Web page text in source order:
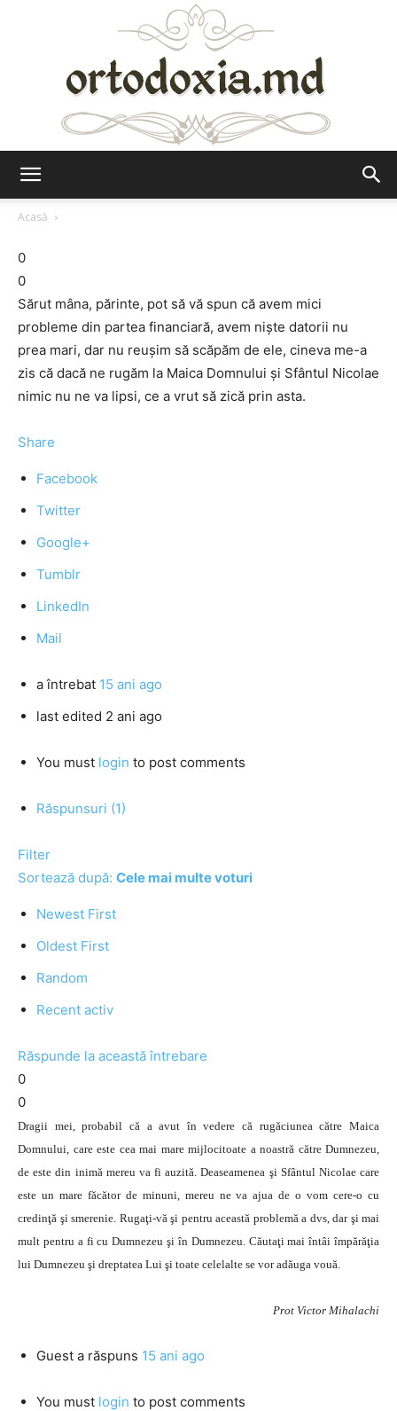
Acasă
0
0
Sărut mâna, părinte, pot să vă spun că avem mici
probleme din partea financiară, avem nişte datorii nu
prea mari, dar nu reuşim să scăpăm de ele, cineva me-a
zis că dacă ne rugăm la Maica Domnului şi Sfântul Nicolae
nimic nu ne va lipsi, ce a vrut să zică prin asta.
Share
Facebook
Twitter
Google+
Tumblr
LinkedIn
Mail
a întrebat 15 ani ago
last edited 2 ani ago
You must login to post comments
Răspunsuri (1)
Filter
Sortează după: Cele mai multe voturi
Newest First
Oldest First
Random
Recent activ
Răspunde la această întrebare
0
0
Dragii mei, probabil că a avut în vedere că rugăciunea către Maica
Domnului, care este cea mai mare mijlocitoate a noastră către Dumnezeu,
de este din inimă mereu va fi auzită. Deaseamenea şi Sfântul Nicolae care
este un mare făcător de minuni, mereu ne va ajua de o vom cere-o cu
credinţă şi smerenie. Rugaţi-vă şi pentru această problemă a dvs, dar şi mai
mult pentru a fi cu Dumnezeu şi în Dumnezeu. Căutaţi mai întâi împărăţia
lui Dumnezeu şi dreptatea Lui şi toate celelalte se vor adăuga vouă.
Prot Victor Mihalachi
Guest a răspuns 15 ani ago
You must login to post comments